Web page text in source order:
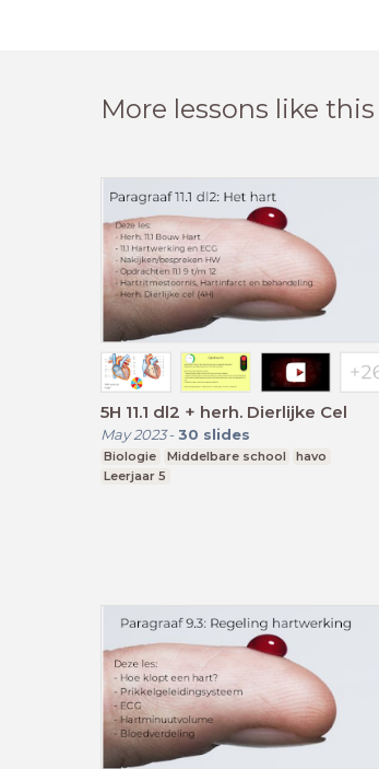
More lessons like this
5H 11.1 dl2 + herh. Dierlijke Cel
May 2023- 30 slides
Biologie Middelbare school
havo
Leerjaar 5